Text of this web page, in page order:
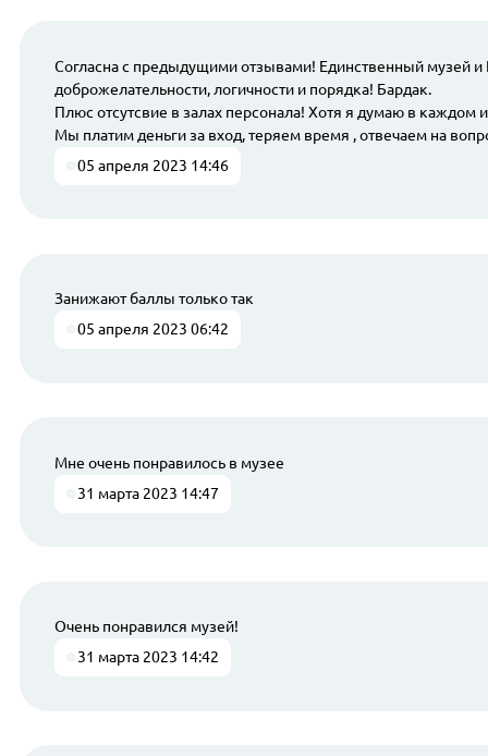
Согласна с предыдущими отзывами! Единственный музей
доброжелательности, логичности и порядка! Бардак.
Плюс отсутсвие в залах персонала! Хотя я думаю в каждом
Мы платим деньги за вход, теряем время , отвечаем на
05 апреля 2023 14:46
Занижают баллы только так
05 апреля 2023 06:42
Мне очень понравилось в музее
31 марта 2023 14:47
Очень понравился музей!
31 марта 2023 14:42